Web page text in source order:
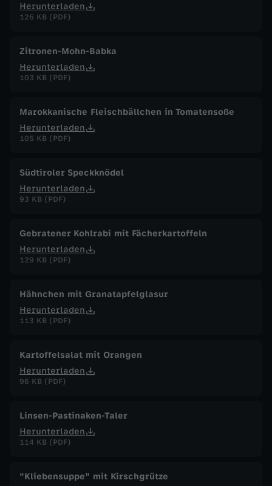
Herunterladen
126 KB (PDF)
Zitronen-Mohn-Babka
Herunterladen
103 KB (PDF)
Marokkanische Fleischbällchen in Tomatensoße
Herunterladen
105 KB (PDF)
Südtiroler Speckknödel
Herunterladen
93 KB (PDF)
Gebratener Kohlrabi mit Fächerkartoffeln
Herunterladen
129 KB (PDF)
Hähnchen mit Granatapfelglasur
Herunterladen
113 KB (PDF)
Kartoffelsalat mit Orangen
Herunterladen
96 KB (PDF)
Linsen-Pastinaken-Taler
Herunterladen
114 KB (PDF)
"Kliebensuppe" mit Kirschgrütze